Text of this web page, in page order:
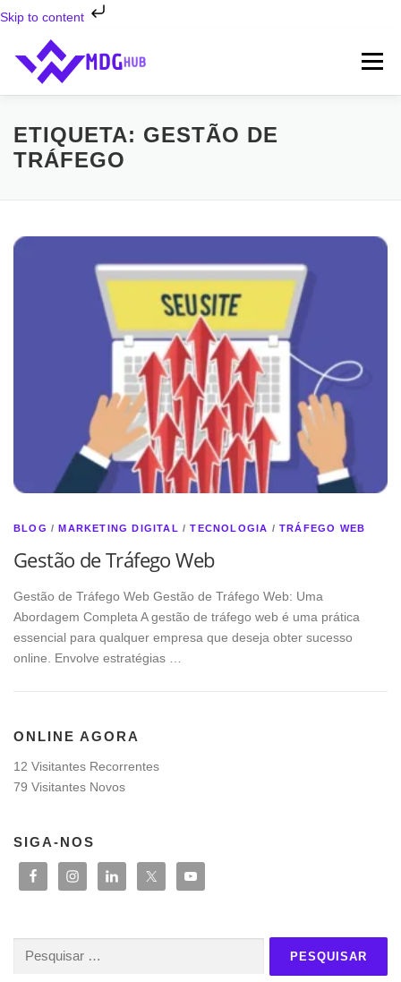
Skip to content
para
conteúdo
Menu
INÍCIO SERVIÇOS ⬇ SOBRE NÓS
ETIQUETA: GESTÃO DE
TRÁFEGO
BLOG /MARKETING DIGITAL /TECNOLOGIA /TRÁFEGO WEB
Gestão de Tráfego Web
Gestão de Tráfego Web Gestão de Tráfego Web: Uma
Abordagem Completa A gestão de tráfego web é uma prática
essencial para qualquer empresa que deseja obter sucesso
online. Envolve estratégias …
ONLINE AGORA
12 Visitantes Recorrentes
79 Visitantes Novos
SIGA-NOS
Pesquisar